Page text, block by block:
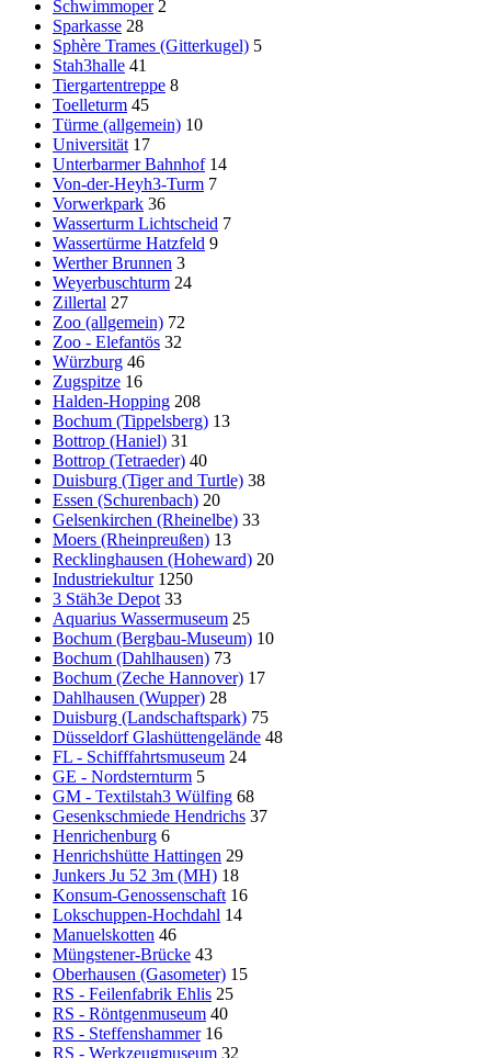
Schwimmoper 2
Sparkasse 28
Sphère Trames (Gitterkugel) 5
Stah3halle 41
Tiergartentreppe 8
Toelleturm 45
Türme (allgemein) 10
Universität 17
Unterbarmer Bahnhof 14
Von-der-Heyh3-Turm 7
Vorwerkpark 36
Wasserturm Lichtscheid 7
Wassertürme Hatzfeld 9
Werther Brunnen 3
Weyerbuschturm 24
Zillertal 27
Zoo (allgemein) 72
Zoo - Elefantös 32
Würzburg 46
Zugspitze 16
Halden-Hopping 208
Bochum (Tippelsberg) 13
Bottrop (Haniel) 31
Bottrop (Tetraeder) 40
Duisburg (Tiger and Turtle) 38
Essen (Schurenbach) 20
Gelsenkirchen (Rheinelbe) 33
Moers (Rheinpreußen) 13
Recklinghausen (Hoheward) 20
Industriekultur 1250
3 Stäh3e Depot 33
Aquarius Wassermuseum 25
Bochum (Bergbau-Museum) 10
Bochum (Dahlhausen) 73
Bochum (Zeche Hannover) 17
Dahlhausen (Wupper) 28
Duisburg (Landschaftspark) 75
Düsseldorf Glashüttengelände 48
FL - Schifffahrtsmuseum 24
GE - Nordsternturm 5
GM - Textilstah3 Wülfing 68
Gesenkschmiede Hendrichs 37
Henrichenburg 6
Henrichshütte Hattingen 29
Junkers Ju 52 3m (MH) 18
Konsum-Genossenschaft 16
Lokschuppen-Hochdahl 14
Manuelskotten 46
Müngstener-Brücke 43
Oberhausen (Gasometer) 15
RS - Feilenfabrik Ehlis 25
RS - Röntgenmuseum 40
RS - Steffenshammer 16
RS - Werkzeugmuseum 32